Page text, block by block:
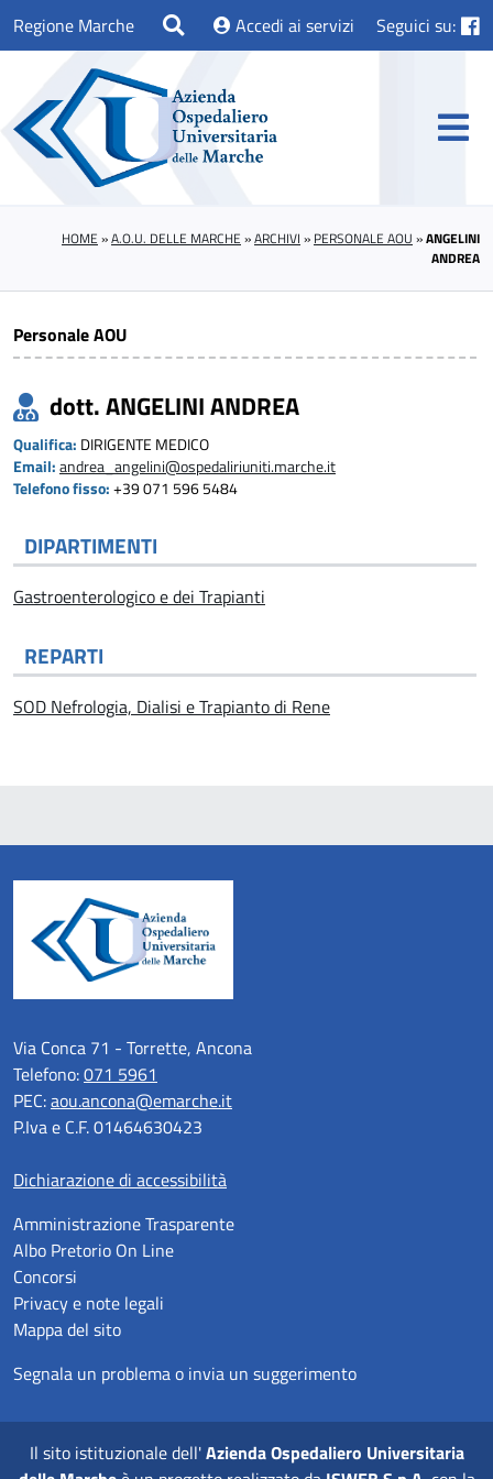
Regione Marche Accedi ai servizi Seguici su:
HOME »A.O.U. DELLE MARCHE »ARCHIVI » PERSONALE AOU »ANGELINI
ANDREA
Personale AOU
dott. ANGELINI ANDREA
Qualifica: DIRIGENTE MEDICO
Email: andrea_angelini@ospedaliriuniti.marche.it
Telefono fisso: +39 071 596 5484
DIPARTIMENTI
Gastroenterologico e dei Trapianti
REPARTI
SOD Nefrologia, Dialisi e Trapianto di Rene
Via Conca 71 - Torrette, Ancona
Telefono:071 5961
PEC:aou.ancona@emarche.it
P.Iva e C.F. 01464630423
Dichiarazione di accessibilità
Amministrazione Trasparente
Albo Pretorio On Line
Concorsi
Privacy e note legali
Mappa del sito
Segnala un problema o invia un suggerimento
Il sito istituzionale dell'Azienda Ospedaliero Universitaria